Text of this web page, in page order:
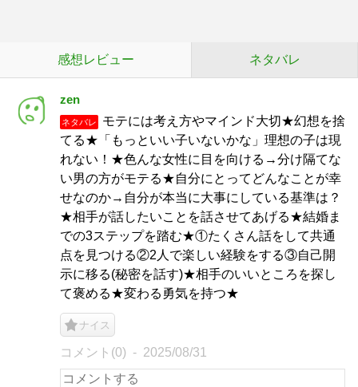
感想レビュー ネタバレ
zen
ネタバレ
モテには考え方やマインド大切★幻想を捨
てる★「もっといい子いないかな」理想の子は現
れない！★色んな女性に目を向ける→分け隔てな
い男の方がモテる★自分にとってどんなことが幸
せなのか→自分が本当に大事にしている基準は？
★相手が話したいことを話させてあげる★結婚ま
での3ステップを踏む★①たくさん話をして共通
点を見つける②2人で楽しい経験をする③自己開
示に移る(秘密を話す)★相手のいいところを探し
て褒める★変わる勇気を持つ★
ナイス
コメント(0) 2025/08/31